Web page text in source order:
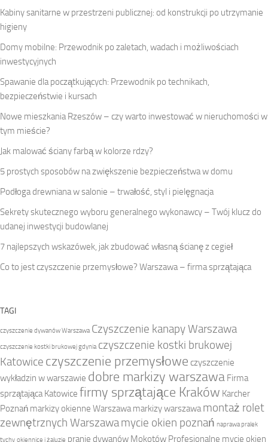
Kabiny sanitarne w przestrzeni publicznej: od konstrukcji po utrzymanie
higieny
Domy mobilne: Przewodnik po zaletach, wadach i możliwościach
inwestycyjnych
Spawanie dla początkujących: Przewodnik po technikach,
bezpieczeństwie i kursach
Nowe mieszkania Rzeszów – czy warto inwestować w nieruchomości w
tym mieście?
Jak malować ściany farbą w kolorze rdzy?
5 prostych sposobów na zwiększenie bezpieczeństwa w domu
Podłoga drewniana w salonie – trwałość, styl i pielęgnacja
Sekrety skutecznego wyboru generalnego wykonawcy – Twój klucz do
udanej inwestycji budowlanej
7 najlepszych wskazówek, jak zbudować własną ścianę z cegieł
Co to jest czyszczenie przemysłowe? Warszawa – firma sprzątająca
TAGI
czyszczenie dywanów Warszawa Czyszczenie kanapy Warszawa
czyszczenie kostki brukowej gdynia czyszczenie kostki brukowej
Katowice czyszczenie przemysłowe czyszczenie
wykładzin w warszawie dobre markizy warszawa Firma
sprzątająca Katowice firmy sprzątające Kraków Karcher
Poznań markizy okienne Warszawa markizy warszawa montaż rolet
zewnętrznych Warszawamycie okien poznań naprawa pralek
tychy okiennice i żaluzje pranie dywanów Mokotów Profesjonalne mycie okien